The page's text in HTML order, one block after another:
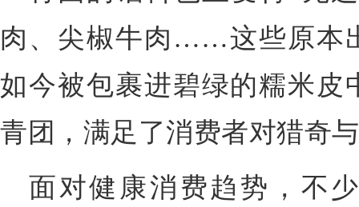
肉、尖椒牛肉……这些原本
如今被包裹进碧绿的糯米皮
青团，满足了消费者对猎奇
面对健康消费趋势，不